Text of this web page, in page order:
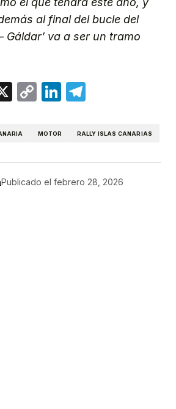
al final del bucle del
Gáldar’ va a ser un tramo
X
CopyLinkedIn
MOTOR RALLY ISLAS CANARIAS
Publicado el febrero 28, 2026